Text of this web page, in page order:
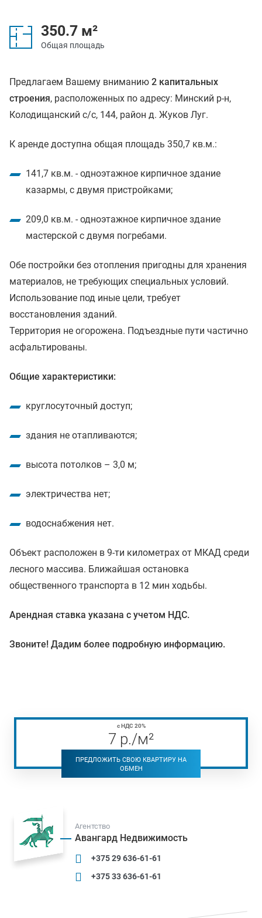
350.7 м²
Общая площадь
Предлагаем Вашему вниманию 2 капитальных
строения, расположенных по адресу: Минский р-н,
Колодищанский с/с, 144, район д. Жуков Луг.
К аренде доступна общая площадь 350,7 кв.м.:
141,7 кв.м. - одноэтажное кирпичное здание
казармы, с двумя пристройками;
209,0 кв.м. - одноэтажное кирпичное здание
мастерской с двумя погребами.
Обе постройки без отопления пригодны для хранения
материалов, не требующих специальных условий.
Использование под иные цели, требует
восстановления зданий.
Территория не огорожена. Подъездные пути частично
асфальтированы.
Общие характеристики:
круглосуточный доступ;
здания не отапливаются;
высота потолков – 3,0 м;
электричества нет;
водоснабжения нет.
Объект расположен в 9-ти километрах от МКАД среди
лесного массива. Ближайшая остановка
общественного транспорта в 12 мин ходьбы.
Арендная ставка указана с учетом НДС.
Звоните! Дадим более подробную информацию.
с НДС 20%
7 р./м²
ПРЕДЛОЖИТЬ СВОЮ КВАРТИРУ НА
ОБМЕН
Агентство
Авангард Недвижимость
+375 29 636-61-61
+375 33 636-61-61